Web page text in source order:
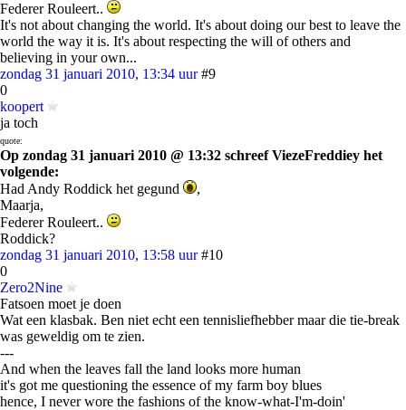
Federer Rouleert..
It's not about changing the world. It's about doing our best to leave the
world the way it is. It's about respecting the will of others and
believing in your own...
zondag 31 januari 2010, 13:34 uur #9
0
koopert
ja toch
quote:
Op zondag 31 januari 2010 @ 13:32 schreef ViezeFreddiey het
volgende:
Had Andy Roddick het gegund
,
Maarja,
Federer Rouleert..
Roddick?
zondag 31 januari 2010, 13:58 uur #10
0
Zero2Nine
Fatsoen moet je doen
Wat een klasbak. Ben niet echt een tennisliefhebber maar die tie-break
was geweldig om te zien.
---
And when the leaves fall the land looks more human
it's got me questioning the essence of my farm boy blues
hence, I never wore the fashions of the know-what-I'm-doin'